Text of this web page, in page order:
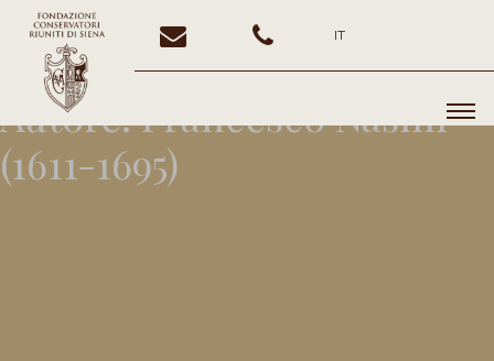
IT
Autore:Francesco Nasini
(1611-1695)